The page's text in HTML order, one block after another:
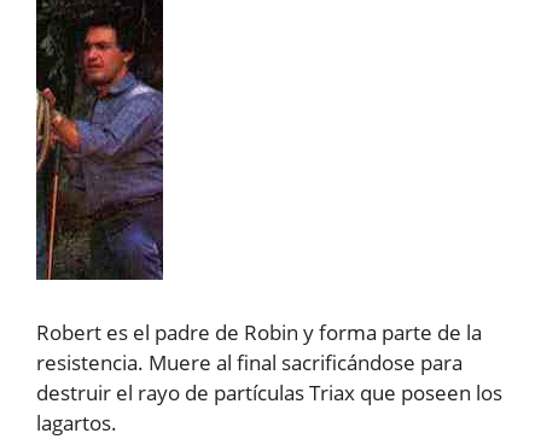
Robert es el padre de Robin y forma parte de la
resistencia. Muere al final sacrificándose para
destruir el rayo de partículas Triax que poseen los
lagartos.